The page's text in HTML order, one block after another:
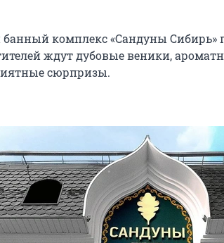
комплекс «Сандуны Сибирь»
ждут дубовые веники,
сюрпризы.